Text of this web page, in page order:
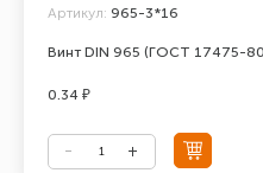
Винт DIN 965 (ГОСТ 17475-
Артикул: 965-3*16
0.34 ₽